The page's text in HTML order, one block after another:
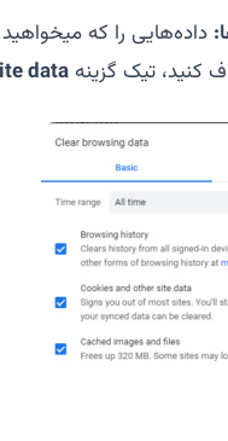
داده‌هایی را که
کنید، تیک گزینهdata